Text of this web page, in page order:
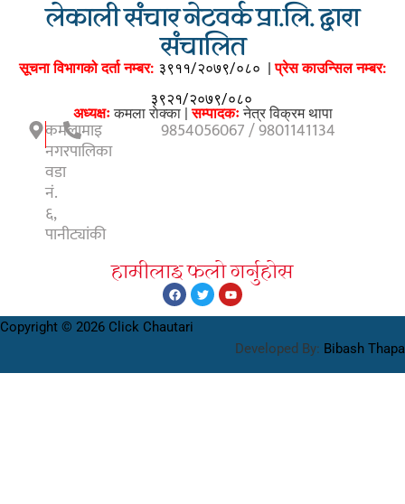
लेकाली संचार नेटवर्क प्रा.लि. द्वारा
संचालित
सूचना विभागको दर्ता नम्बर: ३९११/२०७९/०८० |प्रेस काउन्सिल नम्बर:
३९२१/२०७९/०८०
अध्यक्षःकमला राेक्का |सम्पादकःनेत्र विक्रम थापा
कमलामाइ
नगरपालिका
वडा
नं.
६,
पानीट्यांकी
9854056067 / 9801141134
हामीलाइ फलाे गर्नुहाेस
Copyright © 2026 Click Chautari
Developed By: Bibash Thapa